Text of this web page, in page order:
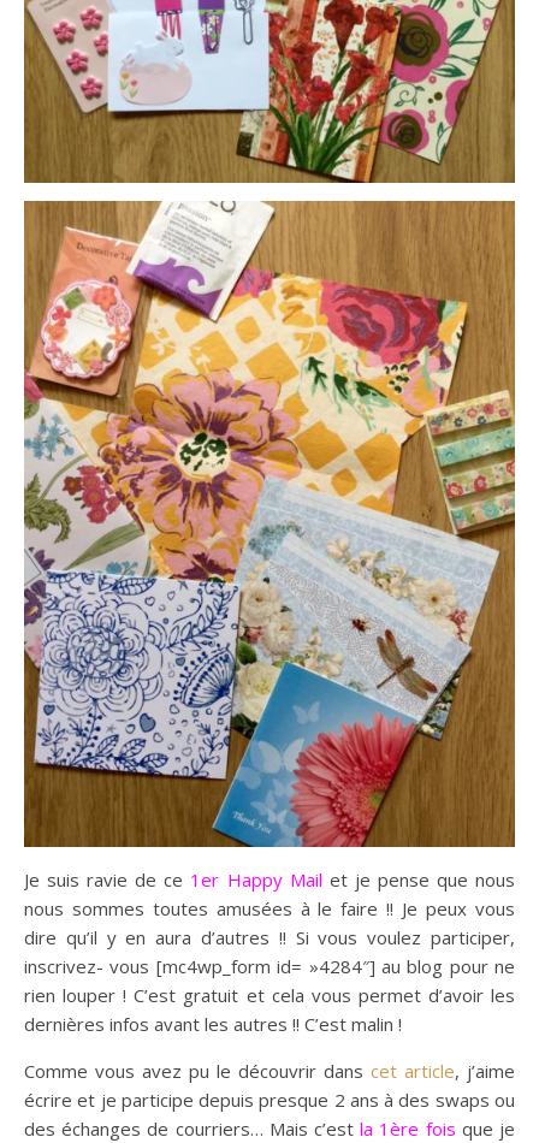
Je suis ravie de ce 1er Happy Mail et je pense que nous
nous sommes toutes amusées à le faire !! Je peux vous
dire qu’il y en aura d’autres !! Si vous voulez participer,
inscrivez- vous [mc4wp_form id= »4284″] au blog pour ne
rien louper ! C’est gratuit et cela vous permet d’avoir les
dernières infos avant les autres !! C’est malin !
Comme vous avez pu le découvrir dans cet article, j’aime
écrire et je participe depuis presque 2 ans à des swaps ou
des échanges de courriers… Mais c’estla 1ère fois que je